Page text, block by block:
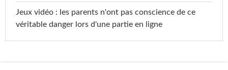
Jeux vidéo : les parents n'ont pas conscience de ce
véritable danger lors d'une partie en ligne